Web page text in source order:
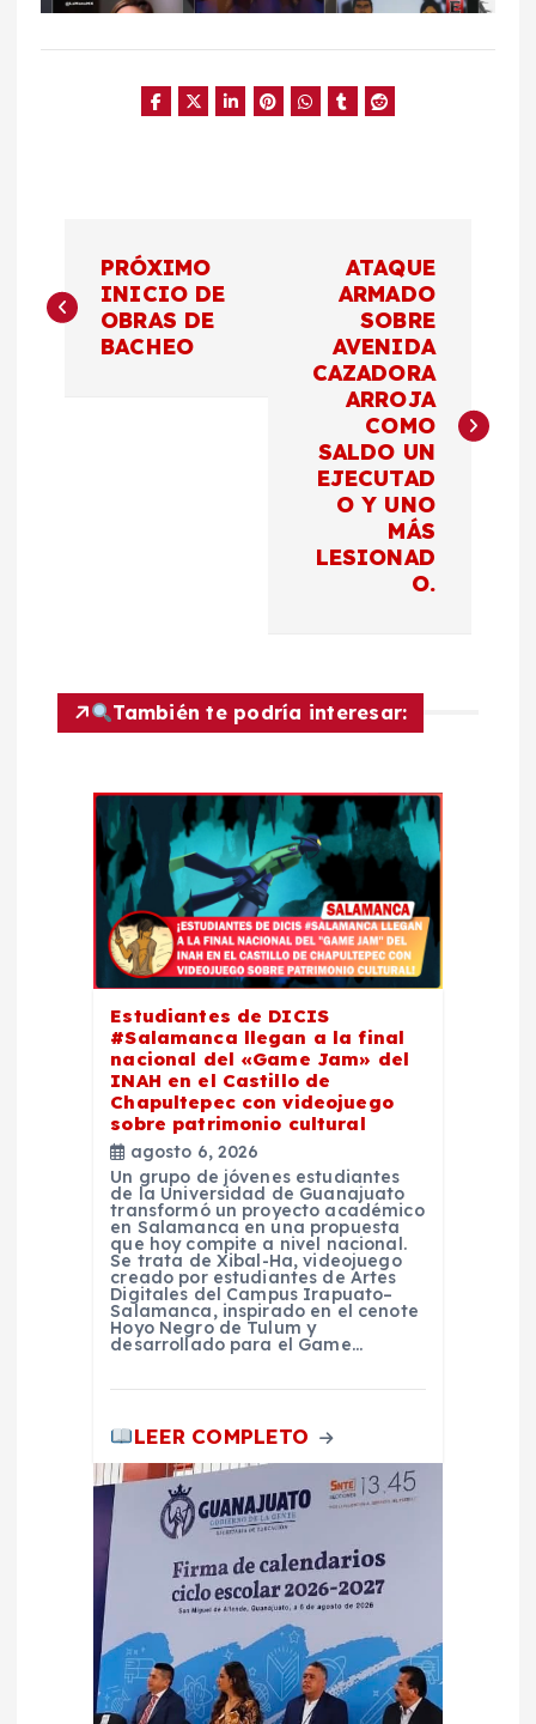
a
PRÓXIMO
INICIO DE
OBRAS DE
BACHEO
ATAQUE
ARMADO
SOBRE
AVENIDA
CAZADORA
ARROJA
COMO
SALDO UN
EJECUTAD
O Y UNO
MÁS
LESIONAD
O.
También te podría interesar:
Estudiantes de DICIS
#Salamanca llegan a la final
nacional del «Game Jam» del
INAH en el Castillo de
Chapultepec con videojuego
sobre patrimonio cultural
agosto 6, 2026
Un grupo de jóvenes estudiantes
de la Universidad de Guanajuato
transformó un proyecto académico
en Salamanca en una propuesta
que hoy compite a nivel nacional.
Se trata de Xibal-Ha, videojuego
creado por estudiantes de Artes
Digitales del Campus Irapuato–
Salamanca, inspirado en el cenote
Hoyo Negro de Tulum y
desarrollado para el Game…
LEER COMPLETO